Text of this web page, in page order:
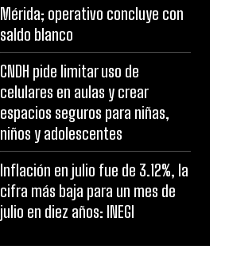
Mérida; operativo concluye con
saldo blanco
CNDH pide limitar uso de
celulares en aulas y crear
espacios seguros para niñas,
niños y adolescentes
Inflación en julio fue de 3.12%, la
cifra más baja para un mes de
julio en diez años: INEGI